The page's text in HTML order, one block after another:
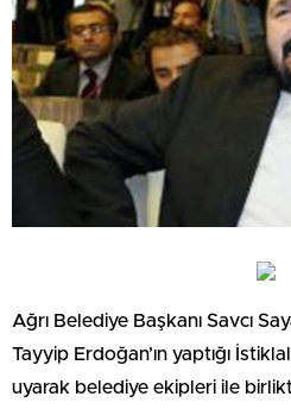
Ağrı Belediye Başkanı Savcı
Tayyip Erdoğan’ın yaptığı İstiklal
uyarak belediye ekipleri ile